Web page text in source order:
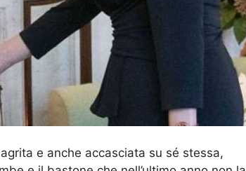
e anche accasciata su sé stessa,